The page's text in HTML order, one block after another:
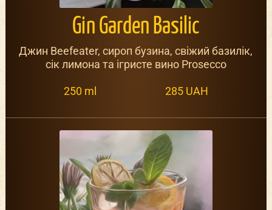
Gin Garden Basilic
Джин Beefeater, сироп бузина, свіжий базилік,
сік лимона та ігристе вино Prosecco
250 ml 285 UAH